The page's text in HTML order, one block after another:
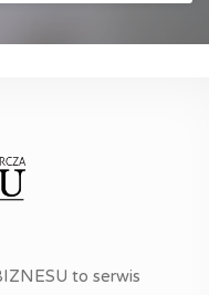
to serwis